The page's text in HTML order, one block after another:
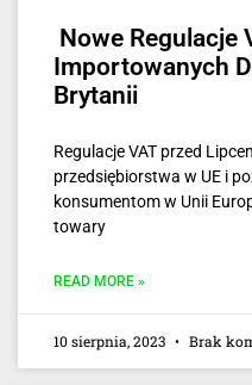
Nowe Regulacje
Importowanych
Brytanii
Regulacje VAT przed
przedsiębiorstwa w UE i
konsumentom w Unii
towary
READ MORE »
10 sierpnia, 2023 Brak